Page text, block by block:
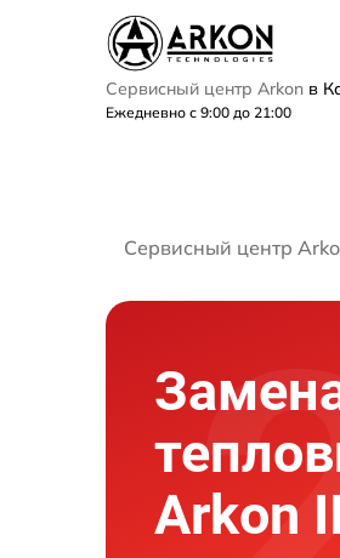
Сервисный центр Arkon в
Ежедневно с 9:00 до 21:00
Сервисный центр
Arkon